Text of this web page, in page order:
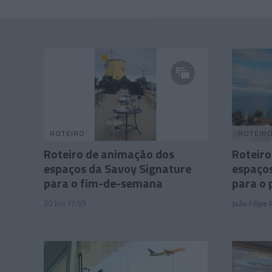
ROTEIRO
Roteiro de animação dos
espaços da Savoy Signature
para o fim-de-semana
30 Jun 17:59
ROTEIRO
para o
João Filipe